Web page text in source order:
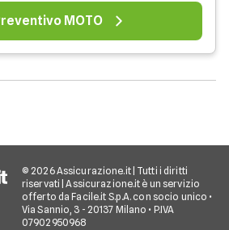
MOTO
© 2026 Assicurazione.it | Tutti i diritti
riservati | Assicurazione.it è un servizio
offerto da Facile.it S.p.A. con socio unico •
Via Sannio, 3 - 20137 Milano • P.IVA
07902950968